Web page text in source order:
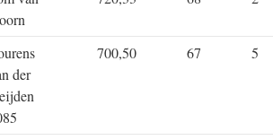
der
700,50 67 5